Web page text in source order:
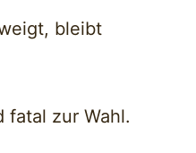
bleibt
fatal zur Wahl.